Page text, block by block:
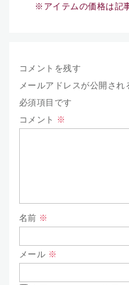
※アイテムの価格は記
コメントを残す
メールアドレスが公開され
必須項目です
コメント ※
名前 ※
メール ※